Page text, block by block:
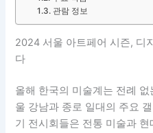
관람 정보
2024 서울 아트페어 시즌, 디
다
올해 한국의 미술계는 전례
울 강남과 종로 일대의 주요
기 전시회들은 전통 미술과